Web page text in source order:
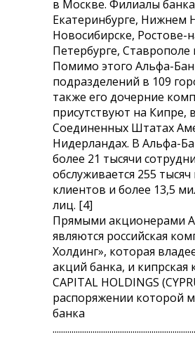
в Москве. Филиалы
Екатеринбурге, Нижнем
Новосибирске, Ростове-
Петербурге, Ставрополе
Помимо этого Альфа-
подразделений в 109
также его дочерние
присутствуют на Кипре,
Соединенных Штатах
Нидерландах. В Альфа-
более 21 тысячи
обслуживается 255
клиентов и более 13,5
лиц. [4]
Прямыми акционерами
являются российская
Холдинг», которая
акций банка, и кипрская
CAPITAL HOLDINGS
распоряжении которой
банка